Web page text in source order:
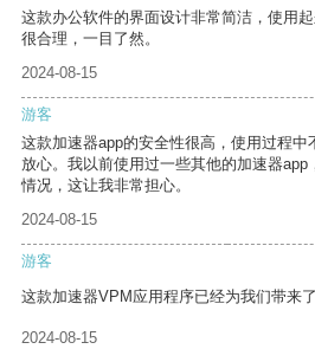
这款办公软件的界面设计非常简洁，使用
很合理，一目了然。
2024-08-15
游客
这款加速器app的安全性很高，使用过程中
放心。我以前使用过一些其他的加速器app
情况，这让我非常担心。
2024-08-15
游客
这款加速器VPM应用程序已经为我们带来
2024-08-15